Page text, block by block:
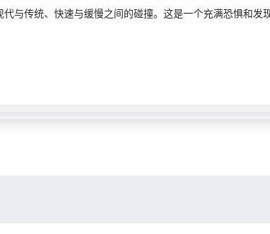
与传统、快速与缓慢之间的碰撞。这是一个充满恐惧和